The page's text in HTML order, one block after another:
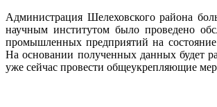
Администрация Шелеховского района
научным институтом было проведено
промышленных предприятий на состояние
На основании полученных данных будет
уже сейчас провести общеукрепляющие